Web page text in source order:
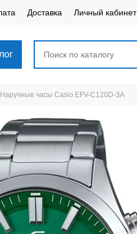
Доставка Личный кабинет
Наручные часы Casio EFV-C120D-3A